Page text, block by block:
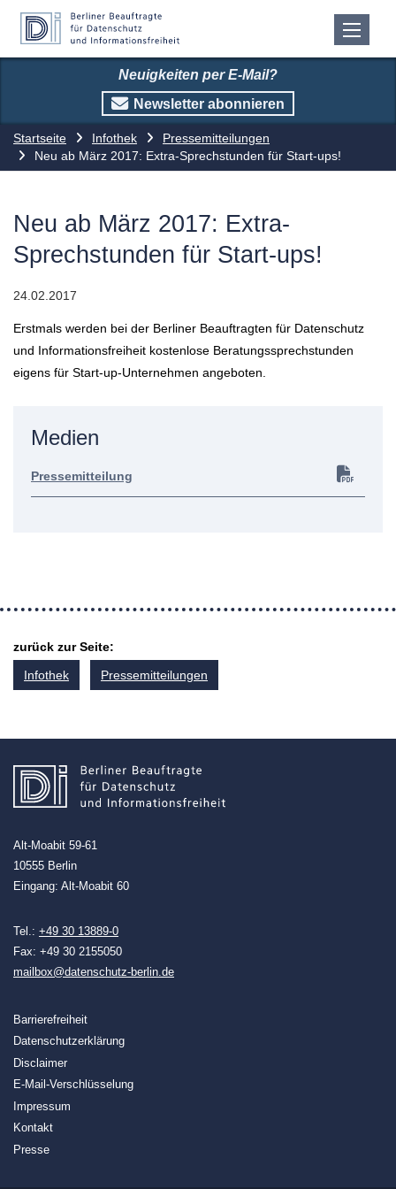
Neuigkeiten per E-Mail?
Newsletter abonnieren
Startseite Infothek
Pressemitteilungen
Neu ab März 2017: Extra-Sprechstunden für Start-ups!
Neu ab März 2017: Extra-
Sprechstunden für Start-ups!
24.02.2017
Erstmals werden bei der Berliner Beauftragten für Datenschutz
und Informationsfreiheit kostenlose Beratungssprechstunden
eigens für Start-up-Unternehmen angeboten.
Medien
Pressemitteilung
zurück zur Seite:
Infothek
Pressemitteilungen
Alt-Moabit 59-61
10555 Berlin
Eingang: Alt-Moabit 60
Tel.: +49 30 13889-0
Fax: +49 30 2155050
mailbox@datenschutz-berlin.de
Barrierefreiheit
Datenschutzerklärung
Disclaimer
E-Mail-Verschlüsselung
Impressum
Kontakt
Presse